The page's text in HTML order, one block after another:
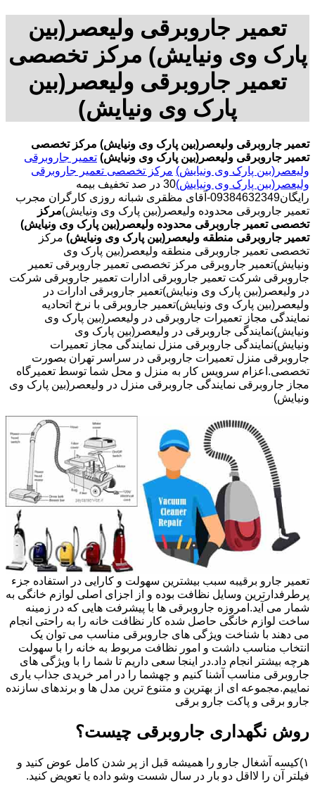
تعمیر جاروبرقی ولیعصر(بین
پارک وی ونیایش) مرکز تخصصی
تعمیر جاروبرقی ولیعصر(بین
پارک وی ونیایش)
تعمیر جاروبرقی ولیعصر(بین پارک وی ونیایش) مرکز تخصصی
تعمیر جاروبرقی ولیعصر(بین پارک وی ونیایش) تعمیر جاروبرقی
ولیعصر(بین پارک وی ونیایش) مرکز تخصصی تعمیر جاروبرقی
ولیعصر(بین پارک وی ونیایش)
30 در صد تخفیف بیمه
رایگان09384632349-آقای مظقری شبانه روزی کارگران مجرب
تعمیر جاروبرقی محدوده ولیعصر(بین پارک وی ونیایش)مرکز
تخصصی تعمیر جاروبرقی محدوده ولیعصر(بین پارک وی ونیایش)
تعمیر جاروبرقی منطقه ولیعصر(بین پارک وی ونیایش) مرکز
تخصصی تعمیر جاروبرقی منطقه ولیعصر(بین پارک وی
ونیایش)تعمیر جاروبرقی مرکز تخصصی تعمیر جاروبرقی تعمیر
جاروبرقی شرکت تعمیر جاروبرقی ادارات تعمیر جاروبرقی شرکت
در ولیعصر(بین پارک وی ونیایش)تعمیر جاروبرقی ادارات در
ولیعصر(بین پارک وی ونیایش)تعمیر جاروبرقی با نرخ اتحادیه
نمایندگی مجاز تعمیرات جاروبرقی در ولیعصر(بین پارک وی
ونیایش)نمایندگی جاروبرقی در ولیعصر(بین پارک وی
ونیایش)نمایندگی جاروبرقی منزل نمایندگی مجاز تعمیرات
جاروبرقی منزل تعمیرات جاروبرقی در سراسر تهران بصورت
تخصصی.اعزام سرویس کار به منزل و محل شما توسط تعمیرگاه
مجاز جاروبرقی نمایندگی جاروبرقی منزل در ولیعصر(بین پارک وی
ونیایش)
تعمیر جارو برقیبه سبب بیشترین سهولت و کارایی در استفاده جزء
پرطرفدارترین وسایل نظافت بوده و از اجزای اصلی لوازم خانگی به
شمار می آید.امروزه جاروبرقی ها با پیشرفت هایی که در زمینه
ساخت لوازم خانگی حاصل شده کار نظافت خانه را به راحتی انجام
می دهند با شناخت ویژگی های جاروبرقی مناسب می توان یک
انتخاب مناسب داشت و امور نظافت مربوط به خانه را با سهولت
هرچه بیشتر انجام داد.در اینجا سعی داریم تا شما را با ویژگی های
جاروبرقی مناسب آشنا کنیم و چهشما را در امر خریدی جذاب یاری
نماییم.مجموعه ای از بهترین و متنوع ترین مدل ها و برندهای سازنده
جارو برقی و پاکت جارو برقی
روش نگهداری جاروبرقی چیست؟
۱)کیسه آشغال جارو را همیشه قبل از پر شدن کامل عوض کنید و
فیلتر آن را لااقل دو بار در سال شست وشو داده یا تعویض کنید.